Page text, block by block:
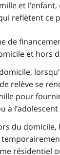
et
reflètent ce
de
et hors
relève se
pour
à l’adolescent
du domicile,
résidentiel